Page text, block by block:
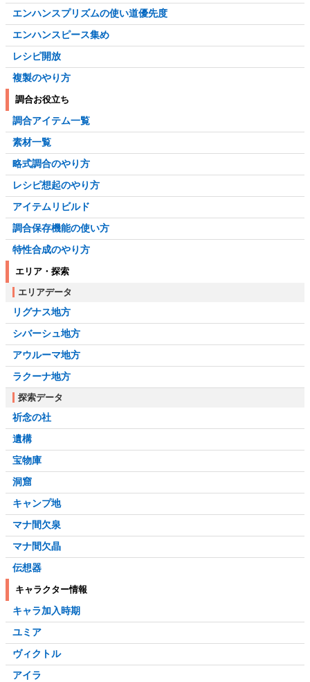
エンハンスプリズムの使い道優先度
エンハンスピース集め
レシピ開放
複製のやり方
調合お役立ち
調合アイテム一覧
素材一覧
略式調合のやり方
レシピ想起のやり方
アイテムリビルド
調合保存機能の使い方
特性合成のやり方
エリア・探索
エリアデータ
リグナス地方
シバーシュ地方
アウルーマ地方
ラクーナ地方
探索データ
祈念の社
遺構
宝物庫
洞窟
キャンプ地
マナ間欠泉
マナ間欠晶
伝想器
キャラクター情報
キャラ加入時期
ユミア
ヴィクトル
アイラ